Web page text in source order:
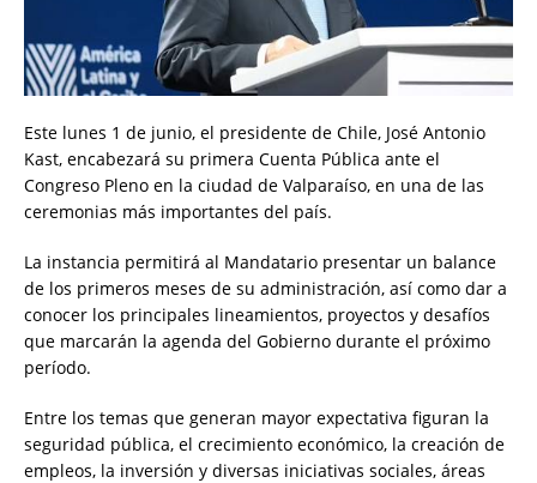
Este lunes 1 de junio, el presidente de Chile, José Antonio
Kast, encabezará su primera Cuenta Pública ante el
Congreso Pleno en la ciudad de Valparaíso, en una de las
ceremonias más importantes del país.
La instancia permitirá al Mandatario presentar un balance
de los primeros meses de su administración, así como dar a
conocer los principales lineamientos, proyectos y desafíos
que marcarán la agenda del Gobierno durante el próximo
período.
Entre los temas que generan mayor expectativa figuran la
seguridad pública, el crecimiento económico, la creación de
empleos, la inversión y diversas iniciativas sociales, áreas